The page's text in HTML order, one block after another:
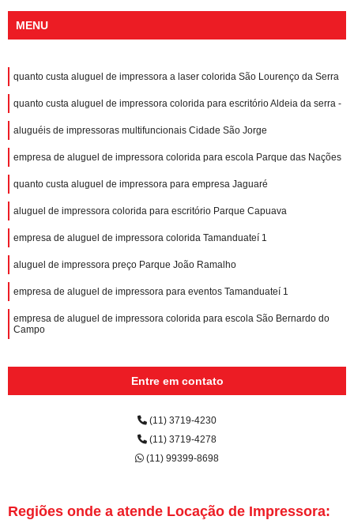
MENU
quanto custa aluguel de impressora a laser colorida São Lourenço da Serra
quanto custa aluguel de impressora colorida para escritório Aldeia da serra -
aluguéis de impressoras multifuncionais Cidade São Jorge
empresa de aluguel de impressora colorida para escola Parque das Nações
quanto custa aluguel de impressora para empresa Jaguaré
aluguel de impressora colorida para escritório Parque Capuava
empresa de aluguel de impressora colorida Tamanduateí 1
aluguel de impressora preço Parque João Ramalho
empresa de aluguel de impressora para eventos Tamanduateí 1
empresa de aluguel de impressora colorida para escola São Bernardo do
Campo
Entre em contato
(11) 3719-4230
(11) 3719-4278
(11) 99399-8698
Regiões onde a atende Locação de Impressora: